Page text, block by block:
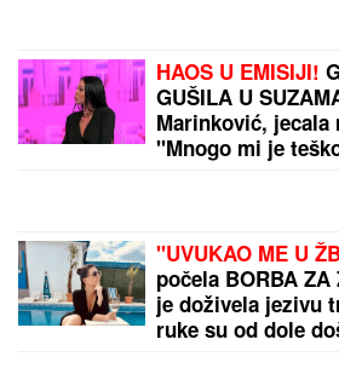
(FOTO) EVO GDE
MUŽ JOVANE
bruje o